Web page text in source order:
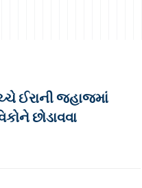
ઈરાની જહાજમાં
છોડાવવા